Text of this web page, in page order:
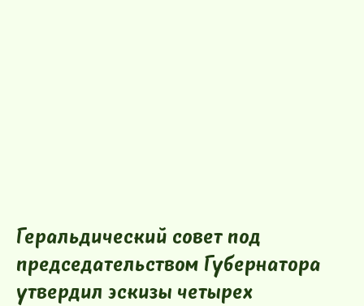
Геральдический совет под
председательством Губернатора
утвердил эскизы четырех